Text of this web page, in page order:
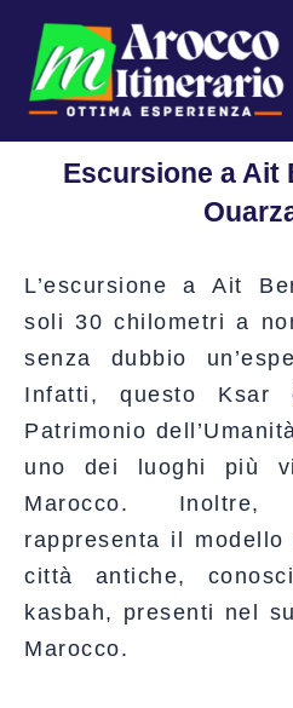
contenuto
Escursione a Ait
L’escursione a Ait
soli 30 chilometri a
senza dubbio
Infatti, questo Ksar
Patrimonio
uno dei luoghi più
Marocco. Inoltre,
rappresenta il
città antiche,
kasbah, presenti nel
Marocco.